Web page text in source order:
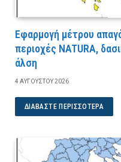
Εφαρμογή μέτρου
περιοχές NATURA,
άλση
4 ΑΥΓΟΎΣΤΟΥ 2026
ΔΙΑΒΆΣΤΕ ΠΕΡΙΣΣΌΤΕΡΑ